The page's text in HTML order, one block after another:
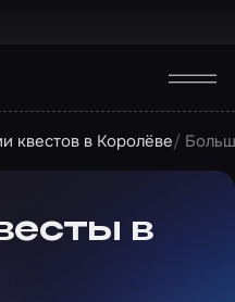
квестов в Королёве
в